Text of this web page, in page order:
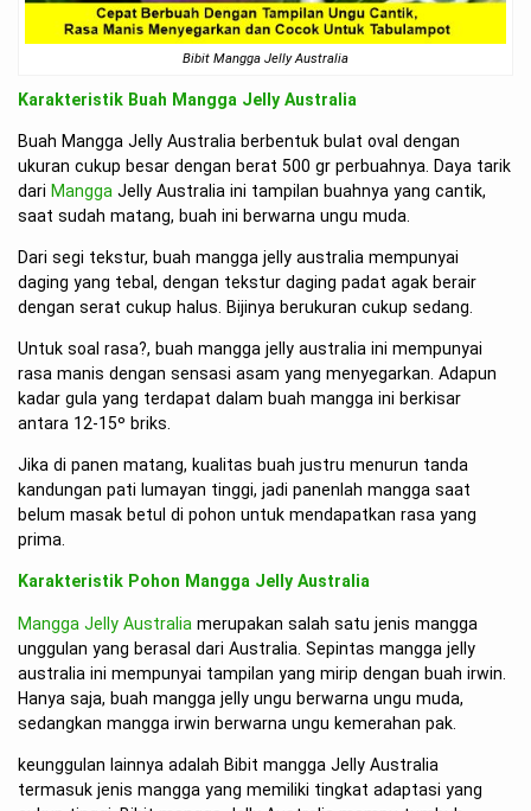
Bibit Mangga Jelly Australia
Karakteristik Buah Mangga Jelly Australia
Buah Mangga Jelly Australia berbentuk bulat oval dengan
ukuran cukup besar dengan berat 500 gr perbuahnya. Daya tarik
dari Mangga Jelly Australia ini tampilan buahnya yang cantik,
saat sudah matang, buah ini berwarna ungu muda.
Dari segi tekstur, buah mangga jelly australia mempunyai
daging yang tebal, dengan tekstur daging padat agak berair
dengan serat cukup halus. Bijinya berukuran cukup sedang.
Untuk soal rasa?, buah mangga jelly australia ini mempunyai
rasa manis dengan sensasi asam yang menyegarkan. Adapun
kadar gula yang terdapat dalam buah mangga ini berkisar
antara 12-15º briks.
Jika di panen matang, kualitas buah justru menurun tanda
kandungan pati lumayan tinggi, jadi panenlah mangga saat
belum masak betul di pohon untuk mendapatkan rasa yang
prima.
Karakteristik Pohon Mangga Jelly Australia
Mangga Jelly Australia merupakan salah satu jenis mangga
unggulan yang berasal dari Australia. Sepintas mangga jelly
australia ini mempunyai tampilan yang mirip dengan buah irwin.
Hanya saja, buah mangga jelly ungu berwarna ungu muda,
sedangkan mangga irwin berwarna ungu kemerahan pak.
keunggulan lainnya adalah Bibit mangga Jelly Australia
termasuk jenis mangga yang memiliki tingkat adaptasi yang